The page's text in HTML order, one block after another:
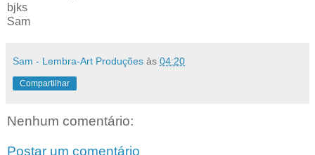
bjks
Sam
Sam - Lembra-Art Produções às 04:20
Compartilhar
Nenhum comentário:
Postar um comentário